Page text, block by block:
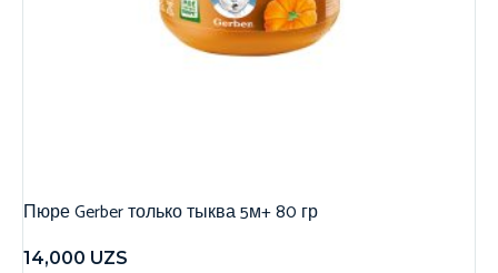
Пюре Gerber только тыква 5м+ 80 гр
14,000 UZS